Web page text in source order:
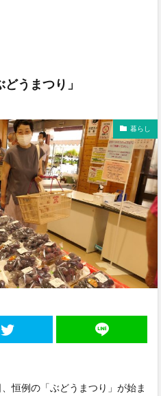
うまつり」
暮らし
恒例の「ぶどうまつり」が始ま